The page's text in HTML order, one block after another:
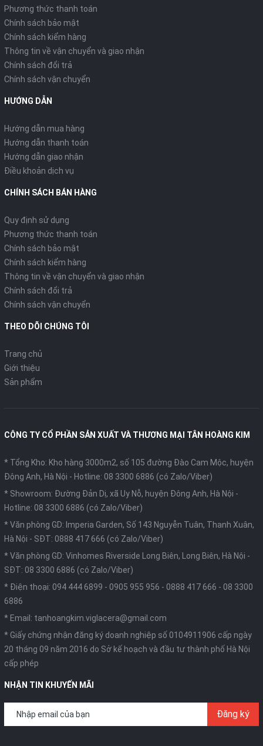
Phương thức thanh toán
Chính sách bảo mật
Chính sách kiểm hàng
Thông tin về vận chuyển và giao nhận
Chính sách đổi trả
Chính sách vận chuyển
HƯỚNG DẪN
Hướng dẫn mua hàng
Hướng dẫn thanh toán
Hướng dẫn giao nhận
Điều khoản dịch vụ
CHÍNH SÁCH BÁN HÀNG
Quy định sử dụng
Phương thức thanh toán
Chính sách bảo mật
Chính sách kiểm hàng
Thông tin về vận chuyển và giao nhận
Chính sách đổi trả
Chính sách vận chuyển
THEO DÕI CHÚNG TÔI
Trang chủ
Giới thiệu
Sản phẩm
CÔNG TY CỔ PHẦN SẢN XUẤT VÀ THƯƠNG MẠI TÂN HOÀNG KIM
* Tổng Kho: Kho hàng 3000m2, số 105 đường Đào Cam Mộc, huyện
Đông Anh, Hà Nội - Hotline: 08 3300 6886 (có Zalo/Viber)
* Showroom: Đường Đản Dị, xã Uy Nỗ, huyện Đông Anh, Hà Nội -
Hotline: 08 3300 6886 (có Zalo/Viber)
* Văn phòng GD: Imperia Garden, Số 143 Nguyễn Tuân, Thanh Xuân,
Hà Nội - SĐT: 0888 417 666 (có Zalo/Viber)
* Văn phòng GD: Vinhomes Riverside Long Biên, Long Biên, Hà Nội -
SĐT: 08 3300 6886 (có Zalo/Viber)
* Điện thoại: 094 444 6899 - 0905 955 956 - 0888 417 666 - 08 3300
6886
* Email: tanhoangkim.viglacera@gmail.com
* Giấy chứng nhận đăng ký doanh nghiệp số 0104911906 cấp ngày
20 tháng 09 năm 2016 do Sở kế hoạch và đầu tư thành phố Hà Nội
cấp phép
NHẬN TIN KHUYẾN MÃI
Đăng ký